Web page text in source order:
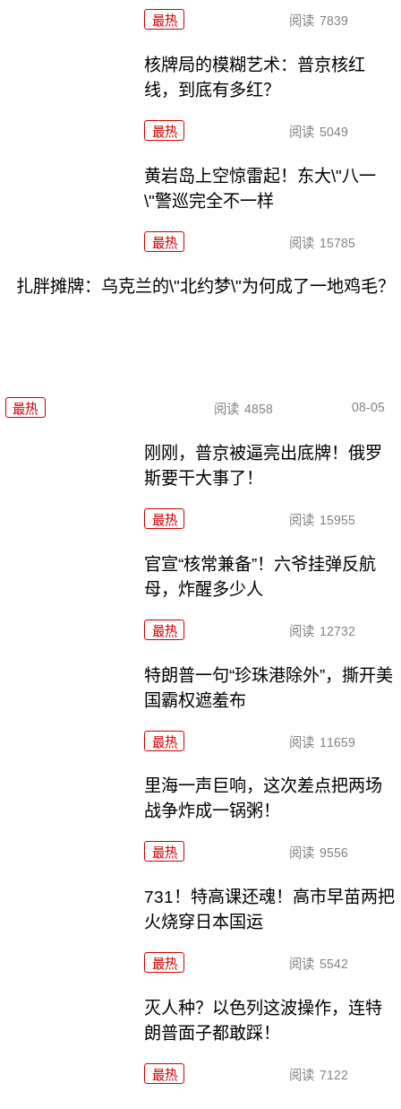
最热 阅读 7839
核牌局的模糊艺术：普京核红
线，到底有多红？
最热 阅读 5049
黄岩岛上空惊雷起！东大\"八一
\"警巡完全不一样
最热 阅读 15785
扎胖摊牌：乌克兰的\"北约梦\"为何成了一地鸡毛？
最热 阅读 4858 08-05
刚刚，普京被逼亮出底牌！俄罗
斯要干大事了！
最热 阅读 15955
官宣“核常兼备”！六爷挂弹反航
母，炸醒多少人
最热 阅读 12732
特朗普一句“珍珠港除外”，撕开美
国霸权遮羞布
最热 阅读 11659
里海一声巨响，这次差点把两场
战争炸成一锅粥！
最热 阅读 9556
731！特高课还魂！高市早苗两把
火烧穿日本国运
最热 阅读 5542
灭人种？以色列这波操作，连特
朗普面子都敢踩！
最热 阅读 7122